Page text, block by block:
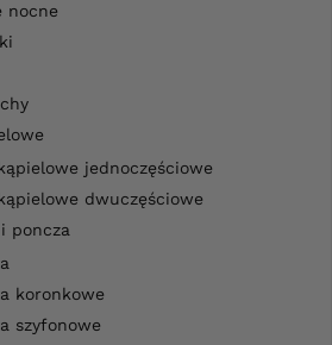
nocne
jednoczęściowe
dwuczęściowe
poncza
koronkowe
szyfonowe